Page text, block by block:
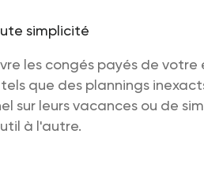
les congés payés de votre
que des plannings
sur leurs vacances ou de
à l'autre.